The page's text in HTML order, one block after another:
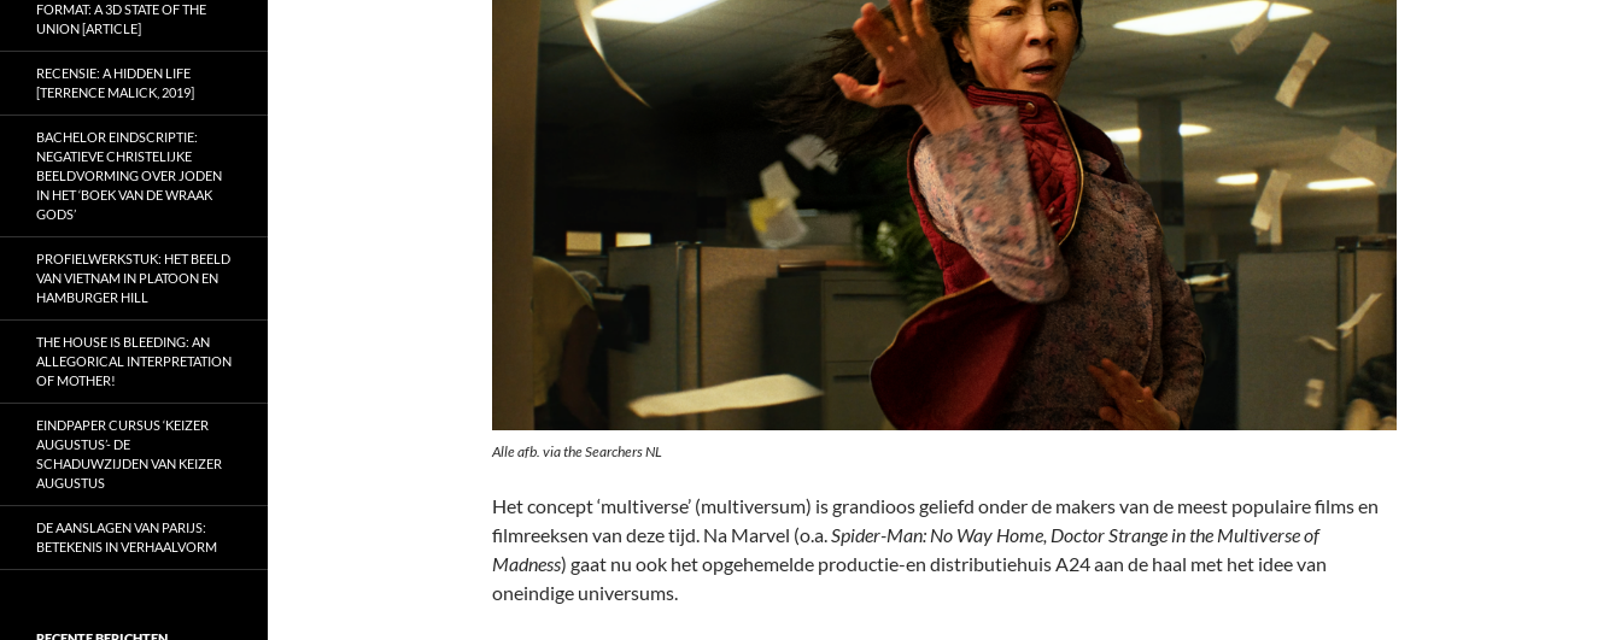
Alle afb. via the Searchers NL
Het concept ‘multiverse’ (multiversum) is grandioos geliefd onder de makers van de meest populaire films en
filmreeksen van deze tijd. Na Marvel (o.a.Spider-Man: No Way Home, Doctor Strange in the Multiverse of
Madness) gaat nu ook het opgehemelde productie-en distributiehuis A24 aan de haal met het idee van
oneindige universums.
FORMAT: A 3D STATE OF THE
UNION [ARTICLE]
RECENSIE: A HIDDEN LIFE
[TERRENCE MALICK, 2019]
BACHELOR EINDSCRIPTIE:
NEGATIEVE CHRISTELIJKE
BEELDVORMING OVER JODEN
IN HET ‘BOEK VAN DE WRAAK
GODS’
PROFIELWERKSTUK: HET BEELD
VAN VIETNAM IN PLATOON EN
HAMBURGER HILL
THE HOUSE IS BLEEDING: AN
ALLEGORICAL INTERPRETATION
OF MOTHER!
EINDPAPER CURSUS ‘KEIZER
AUGUSTUS’- DE
SCHADUWZIJDEN VAN KEIZER
AUGUSTUS
DE AANSLAGEN VAN PARIJS:
BETEKENIS IN VERHAALVORM